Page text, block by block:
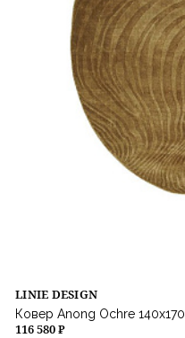
LINIE DESIGN
Ковер Anong Ochre 140x170
116 580 ₽